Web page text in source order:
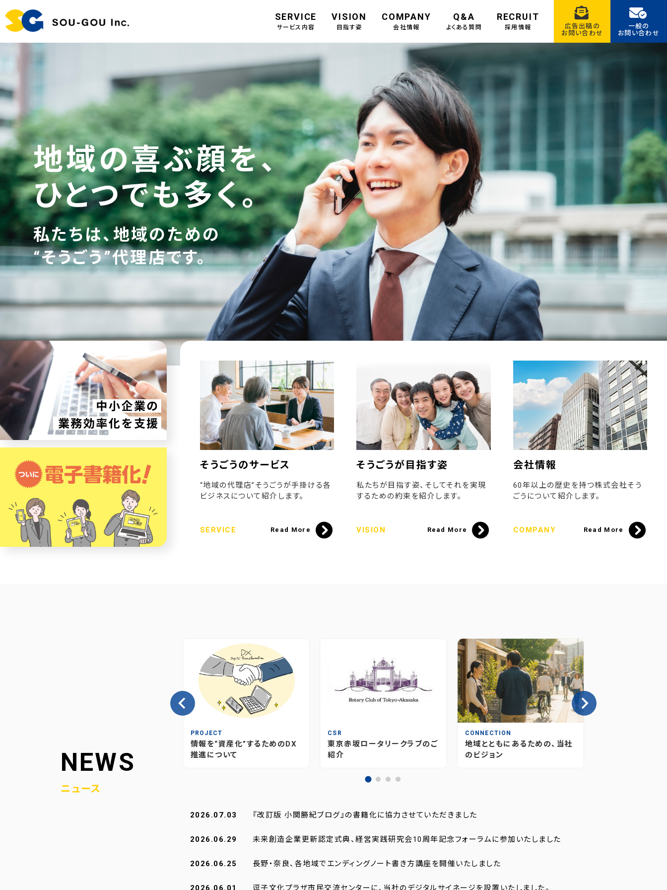
SERVICE
サービス内容
VISION
目指す姿
COMPANY
会社情報
Q&A
よくある質問
RECRUIT
採用情報
広告出稿の
お問い合わせ
一般の
お問い合わせ
地域の喜ぶ顔を、
ひとつでも多く。
私たちは、地域のための
“そうごう”代理店です。
そうごうのサービス
“地域の代理店”そうごうが手掛ける各
ビジネスについて紹介します。
SERVICE Read More
そうごうが目指す姿
私たちが目指す姿、そしてそれを実現
するための約束を紹介します。
VISION Read More
会社情報
60年以上の歴史を持つ株式会社そう
ごうについて紹介します。
COMPANY Read More
NEWS
ニュース
媒体のあり方とこれから
PROJECT
情報を“資産化”するためのDX
推進について
CSR
東京赤坂ロータリークラブのご
紹介
CONNECTION
地域とともにあるための、当社
のビジョン
2026.07.03 『改訂版 小関勝紀ブログ』の書籍化に協力させていただきました
2026.06.29 未来創造企業更新認定式典、経営実践研究会10周年記念フォーラムに参加いたしました
2026.06.25 長野・奈良、各地域でエンディングノート書き方講座を開催いたしました
2026.06.01 逗子文化プラザ市民交流センターに、当社のデジタルサイネージを設置いたしました。